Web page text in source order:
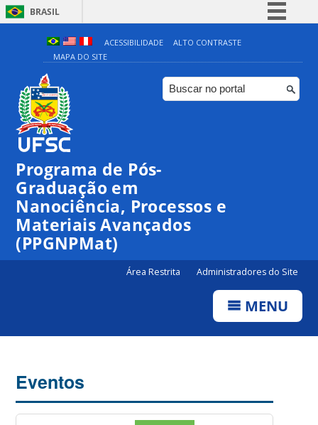
BRASIL
Simplifique!
Comunica BR
Participe
ACESSIBILIDADE
ALTO CONTRASTE
MAPA DO SITE
Programa de Pós-
Graduação em
Nanociência, Processos e
Materiais Avançados
(PPGNPMat)
Área Restrita Administradores do Site
MENU
Eventos